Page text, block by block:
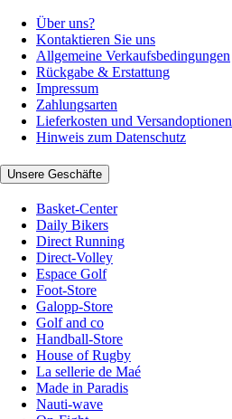
Über uns?
Kontaktieren Sie uns
Allgemeine Verkaufsbedingungen
Rückgabe & Erstattung
Impressum
Zahlungsarten
Lieferkosten und Versandoptionen
Hinweis zum Datenschutz
Unsere Geschäfte
Basket-Center
Daily Bikers
Direct Running
Direct-Volley
Espace Golf
Foot-Store
Galopp-Store
Golf and co
Handball-Store
House of Rugby
La sellerie de Maé
Made in Paradis
Nauti-wave